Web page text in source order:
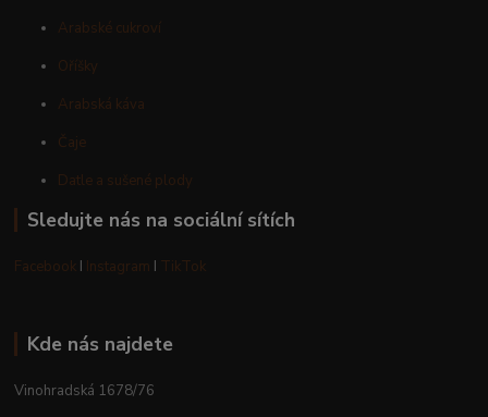
Arabské cukroví
Oříšky
Arabská káva
Čaje
Datle a sušené plody
Sledujte nás na sociální sítích
Facebook I Instagram I TikTok
Kde nás najdete
Vinohradská 1678/76